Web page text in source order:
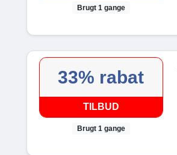
Brugt 1 gange
33% rabat
TILBUD
Brugt 1 gange